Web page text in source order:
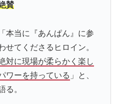
賛
本当に『あんぱん』に参
せてくださるヒロイン。
対に現場が柔らかく楽し
ワーを持っている 」と、
る。